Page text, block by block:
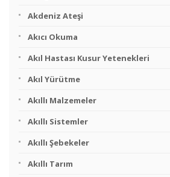
Akdeniz Ateşi
Akıcı Okuma
Akıl Hastası Kusur Yetenekleri
Akıl Yürütme
Akıllı Malzemeler
Akıllı Sistemler
Akıllı Şebekeler
Akıllı Tarım